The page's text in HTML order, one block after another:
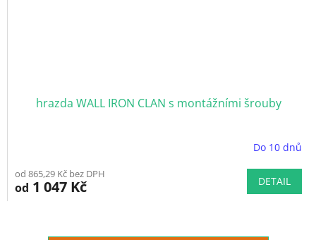
hrazda WALL IRON CLAN s montážními šrouby
Do 10 dnů
od 865,29 Kč bez DPH
od 1 047 Kč DETAIL